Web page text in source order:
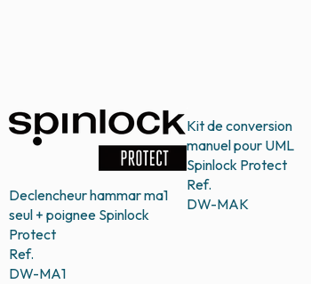
Declencheur hammar ma1
seul + poignee Spinlock
Protect
Ref.
DW-MA1
Kit de conversion
manuel pour UML
Spinlock Protect
Ref.
DW-MAK